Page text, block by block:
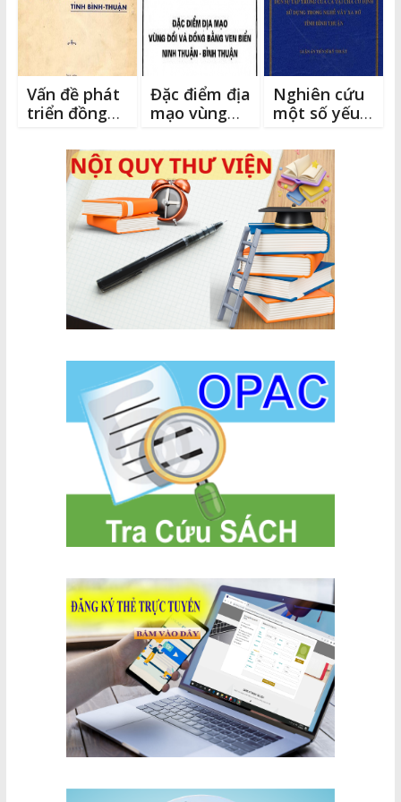
Vấn đề phát
triển đồng
Tỉnh Bình
Thuận
Đặc điểm địa
mạo vùng
bằng ven
biển Ninh
Thuận và
Bình Thuận
Nghiên cứu
một số yếu
hưởng đến
sự tập trung
của cá tại
chà cố định
sử dụng
trong nghề
vây xa bờ
Tỉnh Bình
Thuận